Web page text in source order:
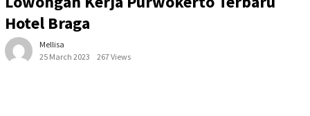
Hotel Braga
Mellisa
25 March 2023
267 Views